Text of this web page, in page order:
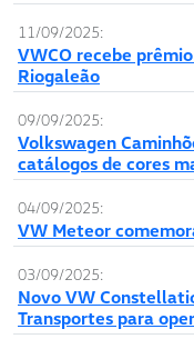
11/09/2025:
VWCO recebe
Riogaleão
09/09/2025:
Volkswagen
catálogos de cores
04/09/2025:
VW Meteor
03/09/2025:
Novo VW
Transportes para